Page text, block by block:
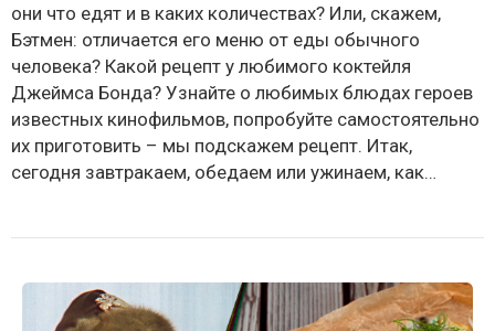
они что едят и в каких количествах? Или, скажем,
Бэтмен: отличается его меню от еды обычного
человека? Какой рецепт у любимого коктейля
Джеймса Бонда? Узнайте о любимых блюдах героев
известных кинофильмов, попробуйте самостоятельно
их приготовить – мы подскажем рецепт. Итак,
сегодня завтракаем, обедаем или ужинаем, как…